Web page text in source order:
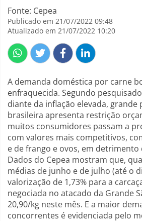
Fonte: Cepea
Publicado em 21/07/2022 09:48
Atualizado em 21/07/2022 10:20
A demanda doméstica por carne
enfraquecida. Segundo
diante da inflação elevada, grande
brasileira apresenta restrição
muitos consumidores passam a
com valores mais competitivos,
e de frango e ovos, em
Dados do Cepea mostram que,
médias de junho e de julho (até o
valorização de 1,73% para a
negociada no atacado da Grande
20,90/kg neste mês. E a maior
concorrentes é evidenciada pelo